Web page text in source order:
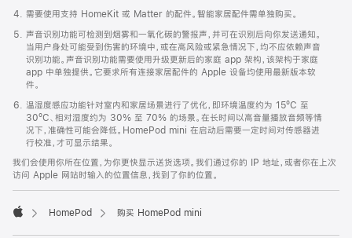
需要使用支持 HomeKit 或 Matter 的配件。智能家居配件需单独购买。
声音识别功能可检测到烟雾和一氧化碳的警报声，并可在识别后向你发送通知。
当用户身处可能受到伤害的环境中，或在高风险或紧急情况下，均不应依赖声音
识别功能。声音识别功能需要使用升级更新后的家庭 app 架构，该架构于家庭
app 中单独提供。它要求所有连接家居配件的 Apple 设备均使用最新版本软
件。
温湿度感应功能针对室内和家居场景进行了优化，即环境温度约为 15ºC 至
30ºC、相对湿度约为 30% 至 70% 的场景。在长时间以高音量播放音频等情
况下，准确性可能会降低。HomePod mini 在启动后需要一定时间对传感器进
行校准，才可显示结果。
我们会使用你所在位置，为你更快显示送货选项。我们通过你的 IP 地址，或者你在上次
访问 Apple 网站时输入的位置信息，找到了你的位置。
HomePod 购买 HomePod mini